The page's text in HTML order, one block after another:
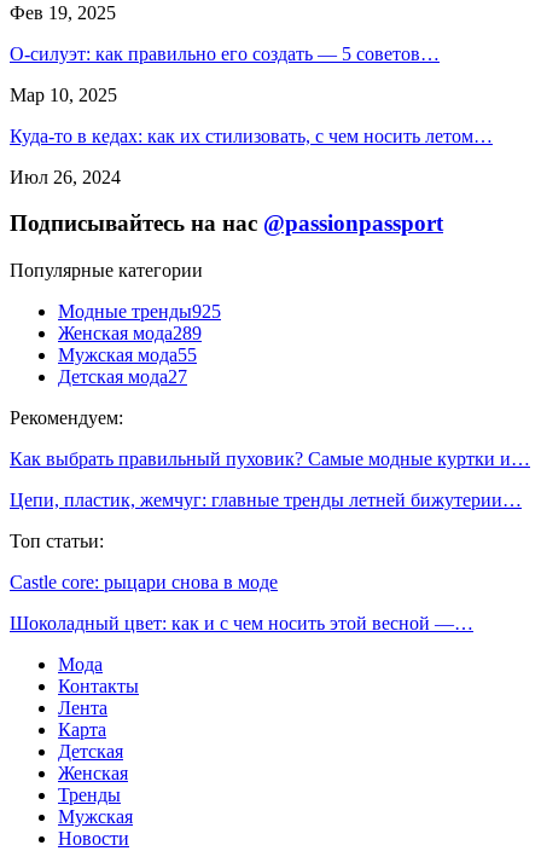
Фев 19, 2025
О-силуэт: как правильно его создать — 5 советов…
Мар 10, 2025
Куда-то в кедах: как их стилизовать, с чем носить летом…
Июл 26, 2024
Подписывайтесь на нас @passionpassport
Популярные категории
Модные тренды925
Женская мода289
Мужская мода55
Детская мода27
Рекомендуем:
Как выбрать правильный пуховик? Самые модные куртки и…
Цепи, пластик, жемчуг: главные тренды летней бижутерии…
Топ статьи:
Castle core: рыцари снова в моде
Шоколадный цвет: как и с чем носить этой весной —…
Мода
Контакты
Лента
Карта
Детская
Женская
Тренды
Мужская
Новости